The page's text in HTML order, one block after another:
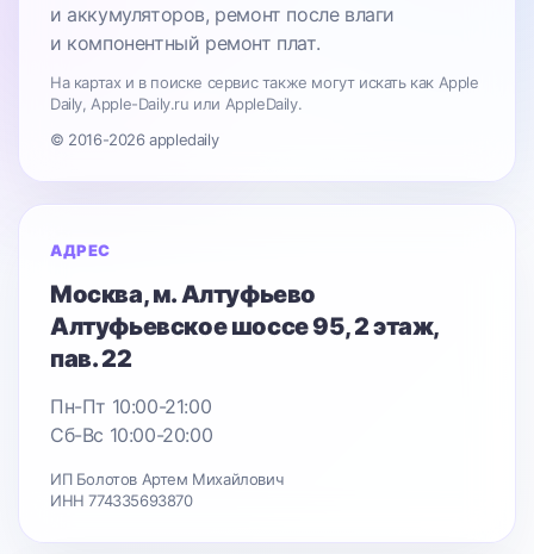
и аккумуляторов, ремонт после влаги
и компонентный ремонт плат.
На картах и в поиске сервис также могут искать как Apple
Daily, Apple-Daily.ru или AppleDaily.
© 2016-2026 appledaily
АДРЕС
Москва, м. Алтуфьево
Алтуфьевское шоссе 95, 2 этаж,
пав. 22
Пн-Пт 10:00-21:00
Сб-Вс 10:00-20:00
ИП Болотов Артем Михайлович
ИНН 774335693870